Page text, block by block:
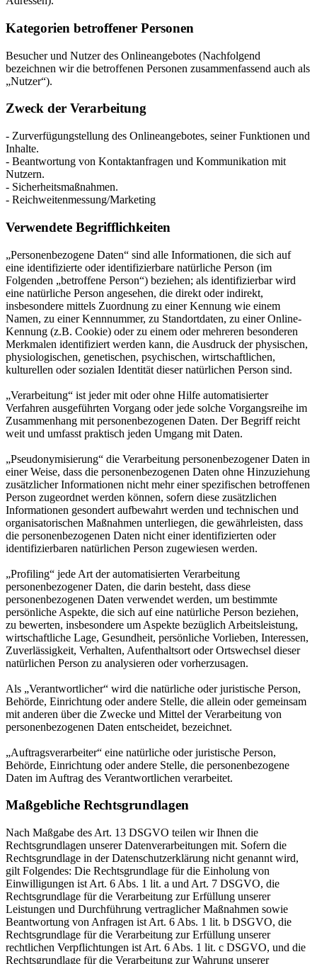
Kategorien betroffener Personen
Besucher und Nutzer des Onlineangebotes (Nachfolgend
bezeichnen wir die betroffenen Personen zusammenfassend auch als
„Nutzer“).
Zweck der Verarbeitung
- Zurverfügungstellung des Onlineangebotes, seiner Funktionen und
Inhalte.
- Beantwortung von Kontaktanfragen und Kommunikation mit
Nutzern.
- Sicherheitsmaßnahmen.
- Reichweitenmessung/Marketing
Verwendete Begrifflichkeiten
„Personenbezogene Daten“ sind alle Informationen, die sich auf
eine identifizierte oder identifizierbare natürliche Person (im
Folgenden „betroffene Person“) beziehen; als identifizierbar wird
eine natürliche Person angesehen, die direkt oder indirekt,
insbesondere mittels Zuordnung zu einer Kennung wie einem
Namen, zu einer Kennnummer, zu Standortdaten, zu einer Online-
Kennung (z.B. Cookie) oder zu einem oder mehreren besonderen
Merkmalen identifiziert werden kann, die Ausdruck der physischen,
physiologischen, genetischen, psychischen, wirtschaftlichen,
kulturellen oder sozialen Identität dieser natürlichen Person sind.
„Verarbeitung“ ist jeder mit oder ohne Hilfe automatisierter
Verfahren ausgeführten Vorgang oder jede solche Vorgangsreihe im
Zusammenhang mit personenbezogenen Daten. Der Begriff reicht
weit und umfasst praktisch jeden Umgang mit Daten.
„Pseudonymisierung“ die Verarbeitung personenbezogener Daten in
einer Weise, dass die personenbezogenen Daten ohne Hinzuziehung
zusätzlicher Informationen nicht mehr einer spezifischen betroffenen
Person zugeordnet werden können, sofern diese zusätzlichen
Informationen gesondert aufbewahrt werden und technischen und
organisatorischen Maßnahmen unterliegen, die gewährleisten, dass
die personenbezogenen Daten nicht einer identifizierten oder
identifizierbaren natürlichen Person zugewiesen werden.
„Profiling“ jede Art der automatisierten Verarbeitung
personenbezogener Daten, die darin besteht, dass diese
personenbezogenen Daten verwendet werden, um bestimmte
persönliche Aspekte, die sich auf eine natürliche Person beziehen,
zu bewerten, insbesondere um Aspekte bezüglich Arbeitsleistung,
wirtschaftliche Lage, Gesundheit, persönliche Vorlieben, Interessen,
Zuverlässigkeit, Verhalten, Aufenthaltsort oder Ortswechsel dieser
natürlichen Person zu analysieren oder vorherzusagen.
Als „Verantwortlicher“ wird die natürliche oder juristische Person,
Behörde, Einrichtung oder andere Stelle, die allein oder gemeinsam
mit anderen über die Zwecke und Mittel der Verarbeitung von
personenbezogenen Daten entscheidet, bezeichnet.
„Auftragsverarbeiter“ eine natürliche oder juristische Person,
Behörde, Einrichtung oder andere Stelle, die personenbezogene
Daten im Auftrag des Verantwortlichen verarbeitet.
Maßgebliche Rechtsgrundlagen
Nach Maßgabe des Art. 13 DSGVO teilen wir Ihnen die
Rechtsgrundlagen unserer Datenverarbeitungen mit. Sofern die
Rechtsgrundlage in der Datenschutzerklärung nicht genannt wird,
gilt Folgendes: Die Rechtsgrundlage für die Einholung von
Einwilligungen ist Art. 6 Abs. 1 lit. a und Art. 7 DSGVO, die
Rechtsgrundlage für die Verarbeitung zur Erfüllung unserer
Leistungen und Durchführung vertraglicher Maßnahmen sowie
Beantwortung von Anfragen ist Art. 6 Abs. 1 lit. b DSGVO, die
Rechtsgrundlage für die Verarbeitung zur Erfüllung unserer
rechtlichen Verpflichtungen ist Art. 6 Abs. 1 lit. c DSGVO, und die
Rechtsgrundlage für die Verarbeitung zur Wahrung unserer